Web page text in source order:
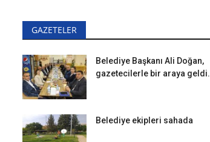
GAZETELER
Belediye Başkanı Ali Doğan,
gazetecilerle bir araya geldi.
Belediye ekipleri sahada